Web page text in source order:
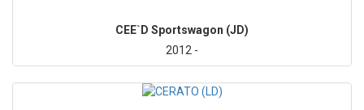
CEE`D Sportswagon (JD)
2012 -